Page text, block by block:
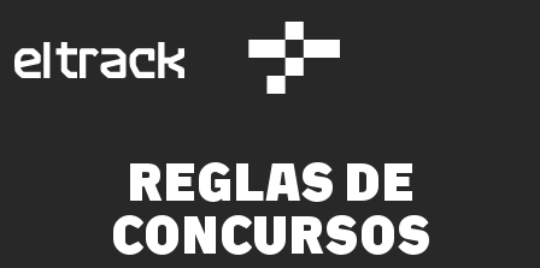
REGLAS DE
CONCURSOS